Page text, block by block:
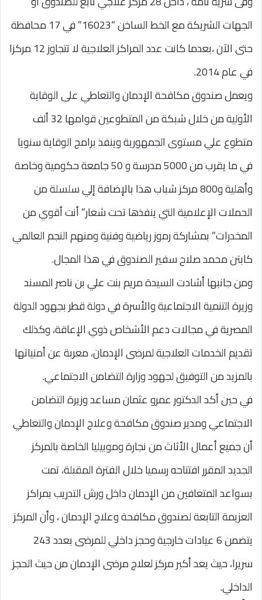
الجهات الشريكة مع الخط الساخن “16023” في 17 محافظة
حتى الآن ،بعدما كانت عدد المراكز العلاجية لا تتجاوز 12 مركزا
في عام 2014.
ويعمل صندوق مكافحة الإدمان والتعاطي على الوقاية
الأولية من خلال شبكة من المتطوعين قوامها 32 ألف
متطوع علي مستوى الجمهورية وينفذ برامج الوقاية سنويا
في ما يقرب من 5000 مدرسة و 50 جامعة حكومية وخاصة
وأهلية و800 مركز شباب هذا بالإضافة إلي سلسلة من
الحملات الإعلامية التي ينفذها تحت شعار” أنت أقوي من
المخدرات” بمشاركة رموز رياضية وفنية ومنهم النجم العالمي
كابتن محمد صلاح سفير الصندوق في هذا المجال.
ومن جانبها أشادت السيدة مريم بنت علي بن ناصر المسند
وزيرة التنمية الاجتماعية والأسرة في دولة قطر بجهود الدولة
المصرية في مجالات دعم الأشخاص ذوي الإعاقة، وكذلك
تقديم الخدمات العلاجية لمرضى الإدمان، معربة عن أمنياتها
بالمزيد من التوفيق لجهود وزارة التضامن الاجتماعي.
في حين أكد الدكتور عمرو عثمان مساعد وزيرة التضامن
الاجتماعي ومدير صندوق مكافحة وعلاج الإدمان والتعاطي
أن جميع أعمال الأثاث من نجارة وموبيليا الخاصة بالمركز
الجديد المقرر افتتاحه رسميا خلال الفترة المقبلة، تمت
بسواعد المتعافين من الإدمان داخل ورش التدريب بمراكز
العزيمة التابعة لصندوق مكافحة وعلاج الإدمان ، وأن المركز
يتضمن 6 عيادات خارجية وحجز داخلي للمرضى بعدد 243
سريرا، حيث يعد أكبر مركز لعلاج مرضى الإدمان من حيث الحجز
الداخلي.